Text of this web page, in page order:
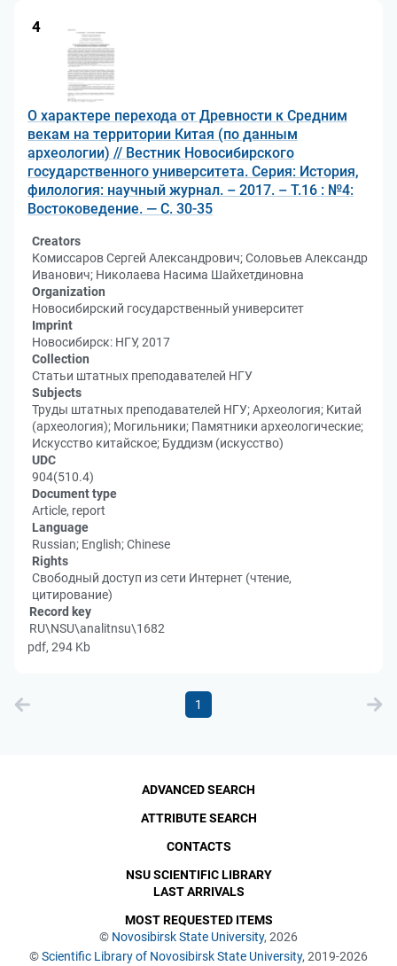
4
О характере перехода от Древности к Средним
векам на территории Китая (по данным
археологии) // Вестник Новосибирского
государственного университета. Серия: История,
филология: научный журнал. – 2017. – Т.16 : №4:
Востоковедение. — С. 30-35
Creators
Комиссаров Сергей Александрович; Соловьев Александр
Иванович; Николаева Насима Шайхетдиновна
Organization
Новосибирский государственный университет
Imprint
Новосибирск: НГУ, 2017
Collection
Статьи штатных преподавателей НГУ
Subjects
Труды штатных преподавателей НГУ; Археология; Китай
(археология); Могильники; Памятники археологические;
Искусство китайское; Буддизм (искусство)
UDC
904(510.4)
Document type
Article, report
Language
Russian; English; Chinese
Rights
Свободный доступ из сети Интернет (чтение,
цитирование)
Record key
RU\NSU\analitnsu\1682
pdf, 294 Kb
1
© Novosibirsk State University, 2026
©Scientific Library of Novosibirsk State University, 2019-2026
ADVANCED SEARCH
ATTRIBUTE SEARCH
CONTACTS
NSU SCIENTIFIC LIBRARY
LAST ARRIVALS
MOST REQUESTED ITEMS